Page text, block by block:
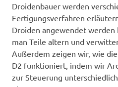
Droidenbauer werden
Fertigungsverfahren
Droiden angewendet
man Teile altern und
Außerdem zeigen wir, wie
D2 funktioniert, indem wir
zur Steuerung